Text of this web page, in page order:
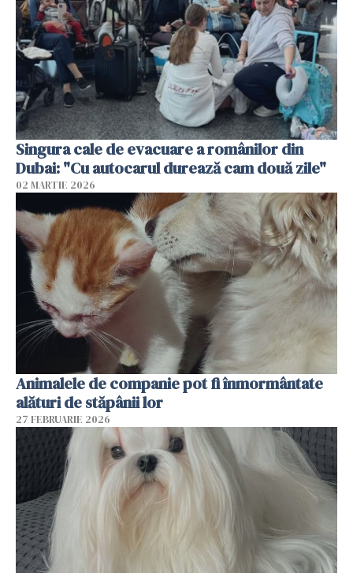
Singura cale de evacuare a românilor din
Dubai: "Cu autocarul durează cam două zile"
02 MARTIE 2026
Animalele de companie pot fi înmormântate
alături de stăpânii lor
27 FEBRUARIE 2026